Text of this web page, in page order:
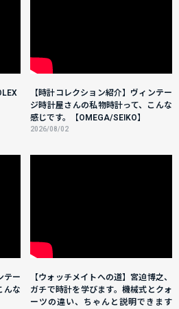
【時計コレクション紹介】ヴィンテー
ジ時計屋さんの私物時計って、こんな
感じです。【OMEGA/SEIKO】
2026/08/02
テー
んな
【ウォッチメイトへの道】宮迫博之、
ガチで時計を学びます。機械式とクォ
ーツの違い、ちゃんと説明できます